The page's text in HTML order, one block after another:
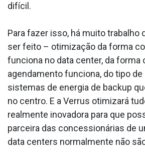
difícil.
Para fazer isso, há muito trabalho
ser feito – otimização da forma
funciona no data center, da forma
agendamento funciona, do tipo
sistemas de energia de backup
no centro. E a Verrus otimizará
realmente inovadora para que
parceira das concessionárias de
data centers normalmente não